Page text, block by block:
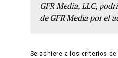
GFR Media, LLC,
de GFR Media por el
Se adhiere a los criterios de